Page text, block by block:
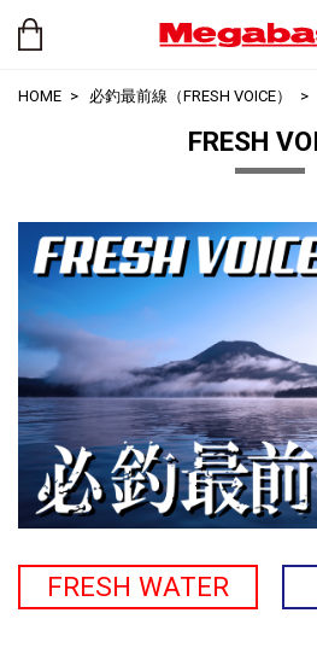
HOME 必釣最前線（FRESH VOICE）
FRESH
FRESH WATER